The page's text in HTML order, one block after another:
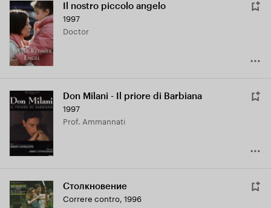
Il nostro piccolo angelo
1997
Doctor
Don Milani - Il priore di Barbiana
1997
Prof. Ammannati
Столкновение
Correre contro, 1996